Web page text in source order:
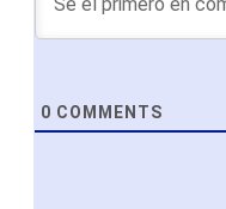
0 COMMENTS